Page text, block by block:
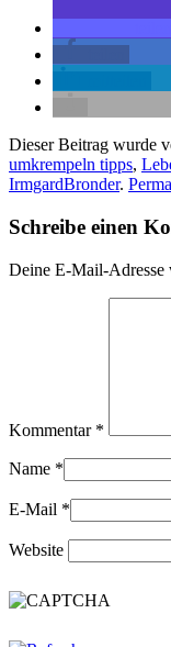
Dieser Beitrag wurde
umkrempeln tipps,
IrmgardBronder.
Schreibe einen
Deine E-Mail-
Kommentar *
Name *
E-Mail *
Website